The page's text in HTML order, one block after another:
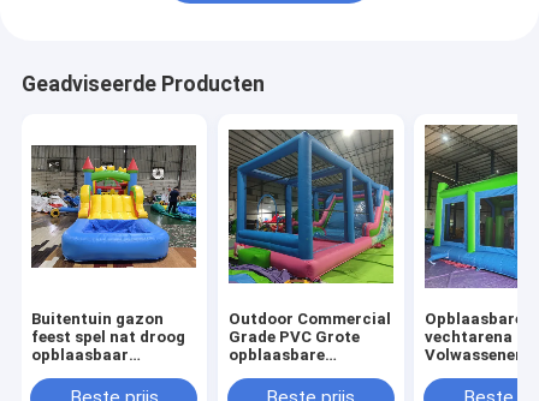
Geadviseerde Producten
Buitentuin gazon
feest spel nat droog
opblaasbaar
obstakelbaan met
Outdoor Commercial
Grade PVC Grote
opblaasbare
Bounce House
Opblaasbare
vechtarena
Volwassenen
Park